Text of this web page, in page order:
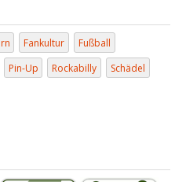
Fankultur
Fußball
Pin-Up Rockabilly
Schädel